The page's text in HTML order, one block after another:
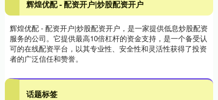
辉煌优配 - 配资开户|炒股配资开户
辉煌优配 - 配资开户|炒股配资开户，是一家提供低息炒股配资
服务的公司。它提供最高10倍杠杆的资金支持，是一个备受认
可的在线配资平台，以其专业性、安全性和灵活性获得了投资
者的广泛信任和赞誉。
话题标签